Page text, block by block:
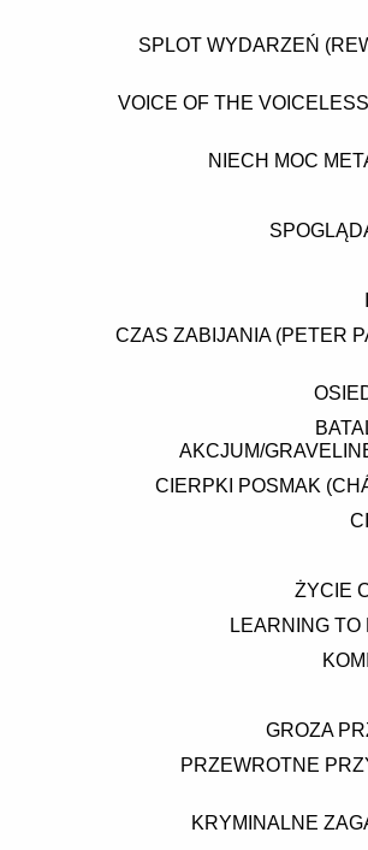
SPLOT WYDARZEŃ
VOICE OF THE
NIECH MOC
CZAS ZABIJANIA (PETER
AKCJUM/
CIERPKI POSMAK
ŻYCIE
LEARNING TO
GROZA
PRZEWROTNE
KRYMINALNE